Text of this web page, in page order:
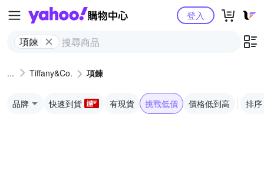
Yahoo購物中心
項鍊
登入
Tiffany&Co. 項鍊
品牌 快速到貨 有現貨 挑戰低價 價格低到高 排序